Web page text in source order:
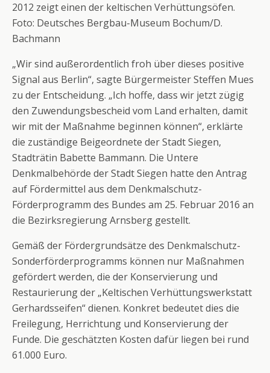
2012 zeigt einen der keltischen Verhüttungsöfen.
Foto: Deutsches Bergbau-Museum Bochum/D.
Bachmann
„Wir sind außerordentlich froh über dieses positive
Signal aus Berlin“, sagte Bürgermeister Steffen Mues
zu der Entscheidung. „Ich hoffe, dass wir jetzt zügig
den Zuwendungsbescheid vom Land erhalten, damit
wir mit der Maßnahme beginnen können“, erklärte
die zuständige Beigeordnete der Stadt Siegen,
Stadträtin Babette Bammann. Die Untere
Denkmalbehörde der Stadt Siegen hatte den Antrag
auf Fördermittel aus dem Denkmalschutz-
Förderprogramm des Bundes am 25. Februar 2016 an
die Bezirksregierung Arnsberg gestellt.
Gemäß der Fördergrundsätze des Denkmalschutz-
Sonderförderprogramms können nur Maßnahmen
gefördert werden, die der Konservierung und
Restaurierung der „Keltischen Verhüttungswerkstatt
Gerhardsseifen“ dienen. Konkret bedeutet dies die
Freilegung, Herrichtung und Konservierung der
Funde. Die geschätzten Kosten dafür liegen bei rund
61.000 Euro.